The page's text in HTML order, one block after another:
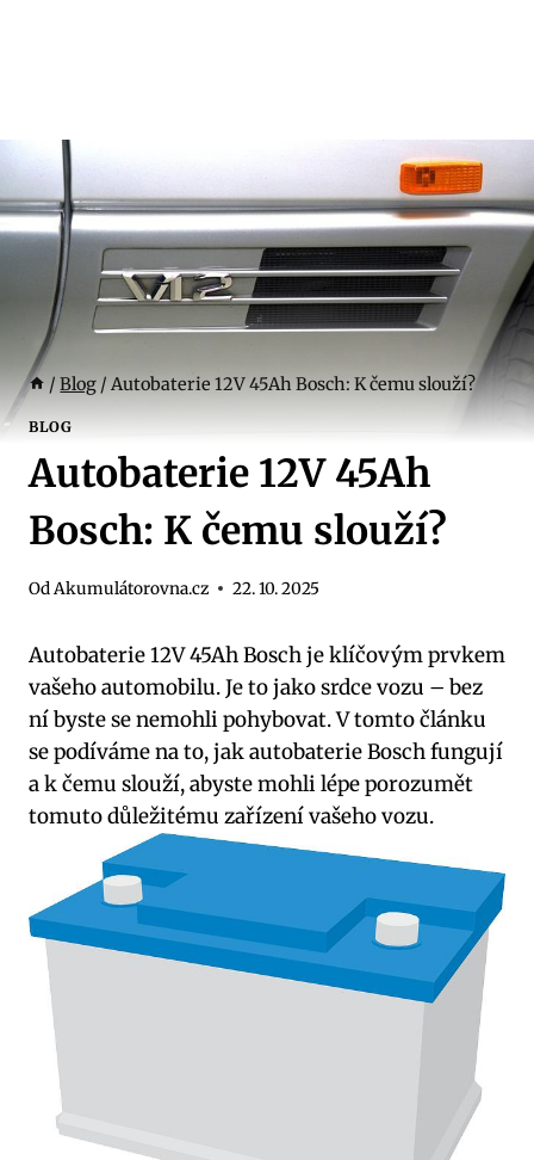
/ Blog / Autobaterie 12V 45Ah Bosch: K čemu slouží?
BLOG
Autobaterie 12V 45Ah
Bosch: K čemu slouží?
OdAkumulátorovna.cz 22. 10. 2025
Autobaterie 12V 45Ah Bosch je klíčovým prvkem
vašeho automobilu. Je to jako srdce vozu – bez
ní byste se nemohli pohybovat. V tomto článku
se podíváme na to, jak autobaterie Bosch fungují
a k čemu slouží, abyste mohli lépe porozumět
tomuto důležitému zařízení vašeho vozu.